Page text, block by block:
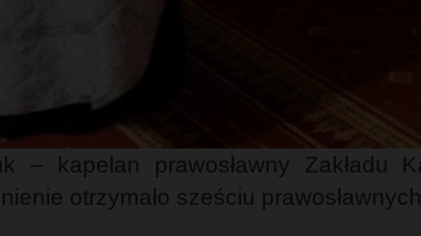
– kapelan prawosławny Zakładu
otrzymało sześciu